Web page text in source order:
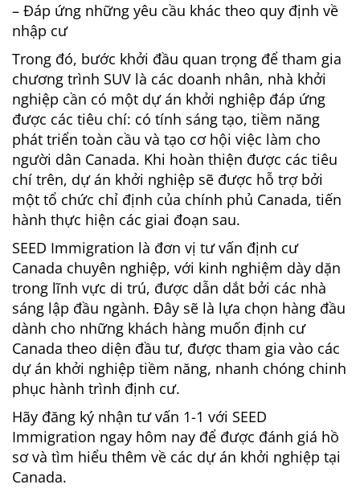
– Đáp ứng những yêu cầu khác theo quy định về
nhập cư
Trong đó, bước khởi đầu quan trọng để tham gia
chương trình SUV là các doanh nhân, nhà khởi
nghiệp cần có một dự án khởi nghiệp đáp ứng
được các tiêu chí: có tính sáng tạo, tiềm năng
phát triển toàn cầu và tạo cơ hội việc làm cho
người dân Canada. Khi hoàn thiện được các tiêu
chí trên, dự án khởi nghiệp sẽ được hỗ trợ bởi
một tổ chức chỉ định của chính phủ Canada, tiến
hành thực hiện các giai đoạn sau.
SEED Immigration là đơn vị tư vấn định cư
Canada chuyên nghiệp, với kinh nghiệm dày dặn
trong lĩnh vực di trú, được dẫn dắt bởi các nhà
sáng lập đầu ngành. Đây sẽ là lựa chọn hàng đầu
dành cho những khách hàng muốn định cư
Canada theo diện đầu tư, được tham gia vào các
dự án khởi nghiệp tiềm năng, nhanh chóng chinh
phục hành trình định cư.
Hãy đăng ký nhận tư vấn 1-1 với SEED
Immigration ngay hôm nay để được đánh giá hồ
sơ và tìm hiểu thêm về các dự án khởi nghiệp tại
Canada.